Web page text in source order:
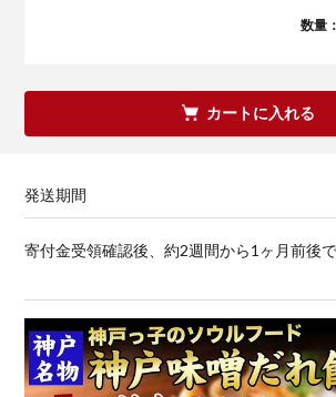
数量：
カートに入れる
発送期間
寄付金受領確認後、約2週間から1ヶ月前後